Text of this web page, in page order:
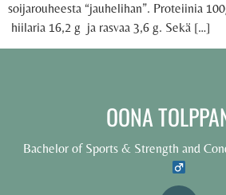
soijarouheesta “jauhelihan”. Proteiinia
hiilaria 16,2 g ja rasvaa 3,6 g. Sekä […]
OONA
Bachelor of Sports & Strength and